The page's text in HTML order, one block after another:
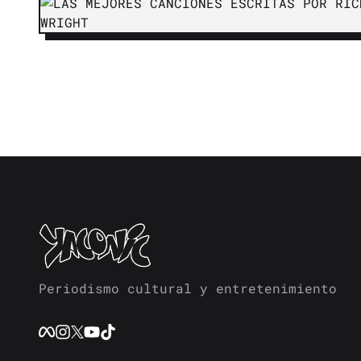
Periodismo cultural y entretenimiento